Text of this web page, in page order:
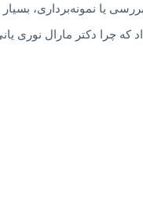
یا نمونه‌برداری، بسیار
چرا دکتر مارال نوری